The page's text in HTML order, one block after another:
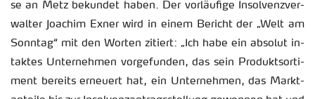
se an Metz be­kun­det haben. Der vor­läu­fi­ge In­sol­venz­ver­
wal­ter Joa­chim Exner wird in einem Be­richt der „Welt am
Sonn­tag“ mit den Wor­ten zi­tiert: „Ich habe ein ab­so­lut in­
tak­tes Un­ter­neh­men vor­ge­fun­den, das sein Pro­duktsor­ti­
ment be­reits er­neu­ert hat, ein Un­ter­neh­men, das Markt­